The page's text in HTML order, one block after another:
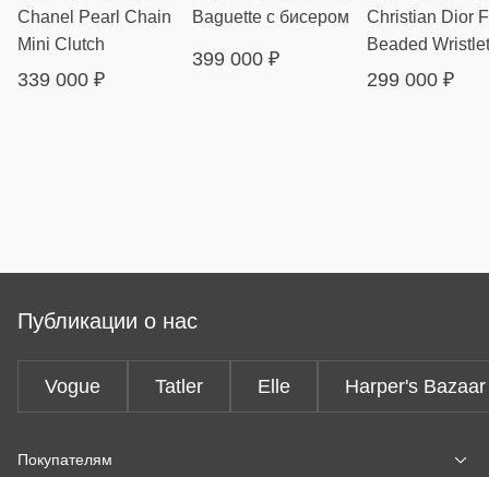
Chanel Pearl Chain
Mini Clutch
339 000 ₽
Baguette с бисером
399 000 ₽
Christian Dior
Beaded Wristlet
299 000 ₽
Публикации о нас
Vogue Tatler Elle Harper's Bazaar
Покупателям